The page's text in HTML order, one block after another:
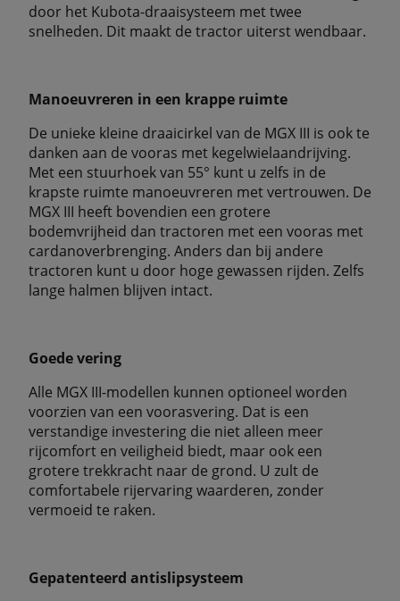
door het Kubota-draaisysteem met twee
snelheden. Dit maakt de tractor uiterst wendbaar.
Manoeuvreren in een krappe ruimte
De unieke kleine draaicirkel van de MGX III is ook te
danken aan de vooras met kegelwielaandrijving.
Met een stuurhoek van 55° kunt u zelfs in de
krapste ruimte manoeuvreren met vertrouwen. De
MGX III heeft bovendien een grotere
bodemvrijheid dan tractoren met een vooras met
cardanoverbrenging. Anders dan bij andere
tractoren kunt u door hoge gewassen rijden. Zelfs
lange halmen blijven intact.
Goede vering
Alle MGX III-modellen kunnen optioneel worden
voorzien van een voorasvering. Dat is een
verstandige investering die niet alleen meer
rijcomfort en veiligheid biedt, maar ook een
grotere trekkracht naar de grond. U zult de
comfortabele rijervaring waarderen, zonder
vermoeid te raken.
Gepatenteerd antislipsysteem